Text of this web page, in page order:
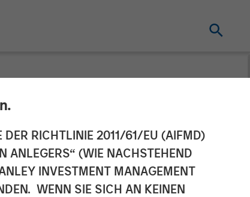
DER RICHTLINIE 2011/61/EU (AIFMD)
ANLEGERS“ (WIE NACHSTEHEND
INVESTMENT MANAGEMENT
WENN SIE SICH AN KEINEN
Health
from